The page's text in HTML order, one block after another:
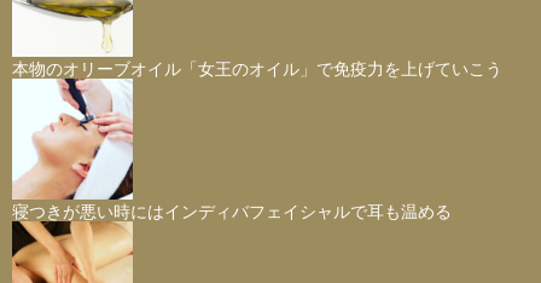
本物のオリーブオイル「女王のオイル」で免疫力を上げていこう
寝つきが悪い時にはインディバフェイシャルで耳も温める